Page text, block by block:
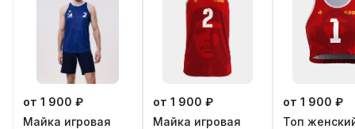
от 1 900 ₽
Майка игровая
от 1 900 ₽
Майка игровая
от 1 900 ₽
Топ